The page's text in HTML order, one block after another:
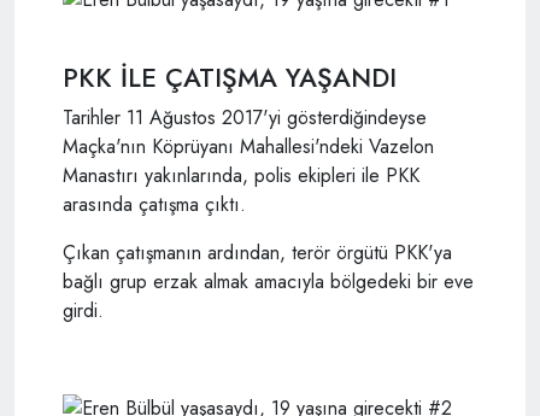
PKK İLE ÇATIŞMA YAŞANDI
Tarihler 11 Ağustos 2017'yi gösterdiğindeyse
Maçka'nın Köprüyanı Mahallesi'ndeki Vazelon
Manastırı yakınlarında, polis ekipleri ile PKK
arasında çatışma çıktı.
Çıkan çatışmanın ardından, terör örgütü PKK'ya
bağlı grup erzak almak amacıyla bölgedeki bir eve
girdi.